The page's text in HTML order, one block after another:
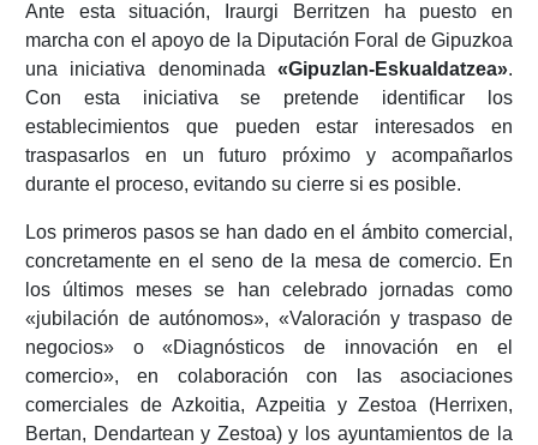
Ante esta situación, Iraurgi Berritzen ha puesto en
marcha con el apoyo de la Diputación Foral de Gipuzkoa
una iniciativa denominada«Gipuzlan-Eskualdatzea».
Con esta iniciativa se pretende identificar los
establecimientos que pueden estar interesados en
traspasarlos en un futuro próximo y acompañarlos
durante el proceso, evitando su cierre si es posible.
Los primeros pasos se han dado en el ámbito comercial,
concretamente en el seno de la mesa de comercio. En
los últimos meses se han celebrado jornadas como
«jubilación de autónomos», «Valoración y traspaso de
negocios» o «Diagnósticos de innovación en el
comercio», en colaboración con las asociaciones
comerciales de Azkoitia, Azpeitia y Zestoa (Herrixen,
Bertan, Dendartean y Zestoa) y los ayuntamientos de la